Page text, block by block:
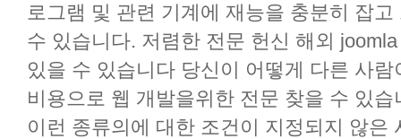
로그램 및 관련 기계에 재능을 충분히 잡
수 있습니다. 저렴한 전문 헌신 해외
있을 수 있습니다 당신이 어떻게 다른 사
비용으로 웹 개발을위한 전문 찾을 수 있
이런 종류의에 대한 조건이 지정되지 않은